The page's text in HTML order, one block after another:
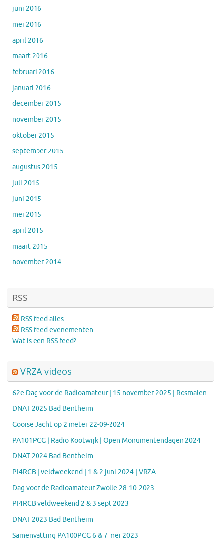
juni 2016
mei 2016
april 2016
maart 2016
februari 2016
januari 2016
december 2015
november 2015
oktober 2015
september 2015
augustus 2015
juli 2015
juni 2015
mei 2015
april 2015
maart 2015
november 2014
RSS
RSS feed alles
RSS feed evenementen
Wat is een RSS feed?
VRZA videos
62e Dag voor de Radioamateur | 15 november 2025 | Rosmalen
DNAT 2025 Bad Bentheim
Gooise Jacht op 2 meter 22-09-2024
PA101PCG | Radio Kootwijk | Open Monumentendagen 2024
DNAT 2024 Bad Bentheim
PI4RCB | veldweekend | 1 & 2 juni 2024 | VRZA
Dag voor de Radioamateur Zwolle 28-10-2023
PI4RCB veldweekend 2 & 3 sept 2023
DNAT 2023 Bad Bentheim
Samenvatting PA100PCG 6 & 7 mei 2023